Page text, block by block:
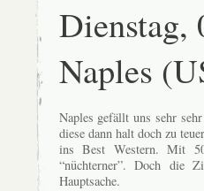
Dienstag,
Naples
Naples gefällt uns sehr
diese dann halt doch zu
ins Best Western. Mit
“nüchterner”. Doch die
Hauptsache.